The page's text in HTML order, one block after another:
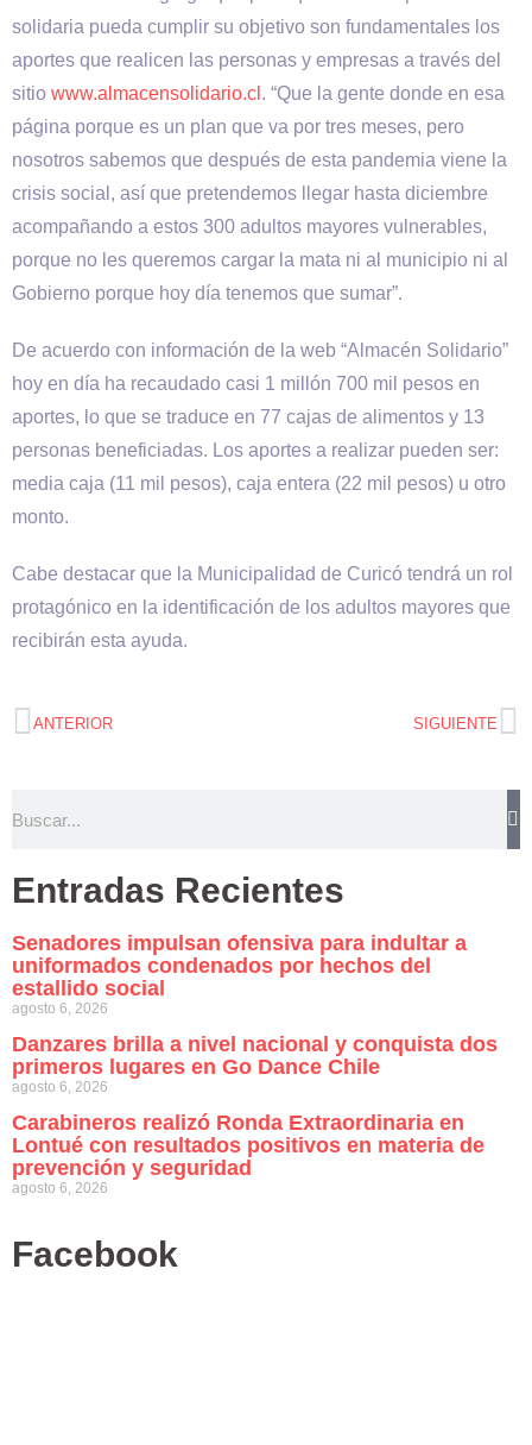
solidaria pueda cumplir su objetivo son fundamentales los
aportes que realicen las personas y empresas a través del
sitio www.almacensolidario.cl . “Que la gente donde en esa
página porque es un plan que va por tres meses, pero
nosotros sabemos que después de esta pandemia viene la
crisis social, así que pretendemos llegar hasta diciembre
acompañando a estos 300 adultos mayores vulnerables,
porque no les queremos cargar la mata ni al municipio ni al
Gobierno porque hoy día tenemos que sumar”.
De acuerdo con información de la web “Almacén Solidario”
hoy en día ha recaudado casi 1 millón 700 mil pesos en
aportes, lo que se traduce en 77 cajas de alimentos y 13
personas beneficiadas. Los aportes a realizar pueden ser:
media caja (11 mil pesos), caja entera (22 mil pesos) u otro
monto.
Cabe destacar que la Municipalidad de Curicó tendrá un rol
protagónico en la identificación de los adultos mayores que
recibirán esta ayuda.
ANTERIOR SIGUIENTE
Entradas Recientes
Senadores impulsan ofensiva para indultar a
uniformados condenados por hechos del
estallido social
agosto 6, 2026
Danzares brilla a nivel nacional y conquista dos
primeros lugares en Go Dance Chile
agosto 6, 2026
Carabineros realizó Ronda Extraordinaria en
Lontué con resultados positivos en materia de
prevención y seguridad
agosto 6, 2026
Facebook